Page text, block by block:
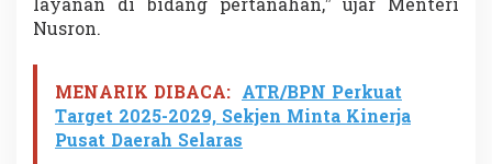
n
h
a
layanan di bidang pertanahan,” ujar Menteri
Nusron.
MENARIK DIBACA: ATR/BPN Perkuat
Target 2025-2029, Sekjen Minta Kinerja
Pusat Daerah Selaras